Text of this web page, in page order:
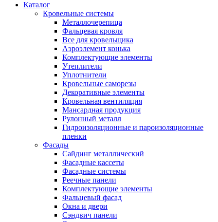
Каталог
Кровельные системы
Металлочерепица
Фальцевая кровля
Все для кровельщика
Аэроэлемент конька
Комплектующие элементы
Утеплители
Уплотнители
Кровельные саморезы
Декоративные элементы
Кровельная вентиляция
Мансардная продукция
Рулонный металл
Гидроизоляционные и пароизоляционные
пленки
Фасады
Сайдинг металлический
Фасадные кассеты
Фасадные системы
Реечные панели
Комплектующие элементы
Фальцевый фасад
Окна и двери
Сэндвич панели